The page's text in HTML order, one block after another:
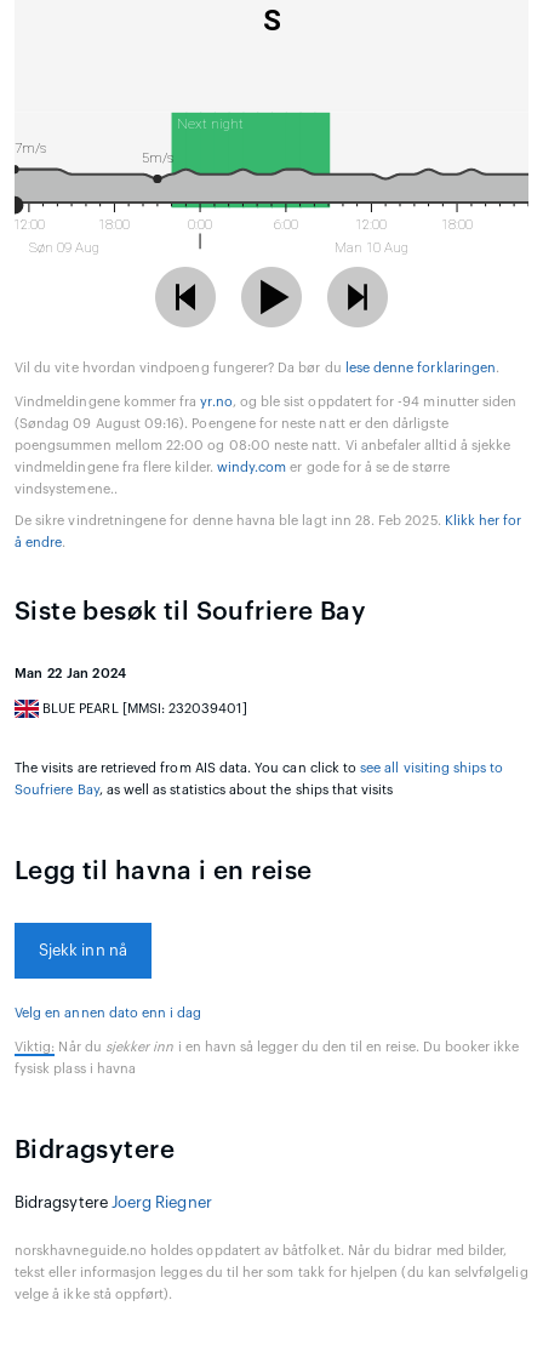
S
Next night
12:00
Søn 09 Aug
18:00 0:00 6:00
12:00
Man 10 Aug
18:00
7m/s
5m/s
Vil du vite hvordan vindpoeng fungerer? Da bør du lese denne forklaringen.
Vindmeldingene kommer frayr.no, og ble sist oppdatert for -94 minutter siden
(Søndag 09 August 09:16). Poengene for neste natt er den dårligste
poengsummen mellom 22:00 og 08:00 neste natt. Vi anbefaler alltid å sjekke
vindmeldingene fra flere kilder. windy.com er gode for å se de større
vindsystemene..
De sikre vindretningene for denne havna ble lagt inn 28. Feb 2025. Klikk her for
å endre.
Siste besøk til Soufriere Bay
Man 22 Jan 2024
BLUE PEARL [MMSI: 232039401]
The visits are retrieved from AIS data. You can click tosee all visiting ships to
Soufriere Bay, as well as statistics about the ships that visits
Legg til havna i en reise
Sjekk inn nå
Velg en annen dato enn i dag
Viktig: Når du sjekker inn i en havn så legger du den til en reise. Du booker ikke
fysisk plass i havna
Bidragsytere
Bidragsytere Joerg Riegner
norskhavneguide.no holdes oppdatert av båtfolket. Når du bidrar med bilder,
tekst eller informasjon legges du til her som takk for hjelpen (du kan selvfølgelig
velge å ikke stå oppført).